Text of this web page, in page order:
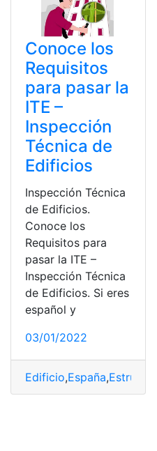
Conoce los
Requisitos
para pasar la
ITE –
Inspección
Técnica de
Edificios
Inspección Técnica
de Edificios.
Conoce los
Requisitos para
pasar la ITE –
Inspección Técnica
de Edificios. Si eres
español y
03/01/2022
Edificio,España,Estructura